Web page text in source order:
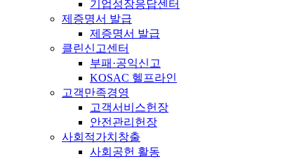
기업성장응답센터
제증명서 발급
제증명서 발급
클린신고센터
부패·공익신고
KOSAC 헬프라인
고객만족경영
고객서비스헌장
안전관리헌장
사회적가치창출
사회공헌 활동